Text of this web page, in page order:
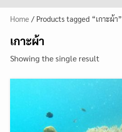
Home / Products tagged “เกาะผ้า”
เกาะผ้า
Showing the single result